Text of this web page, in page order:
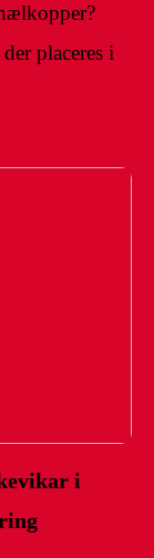
placeres i
i